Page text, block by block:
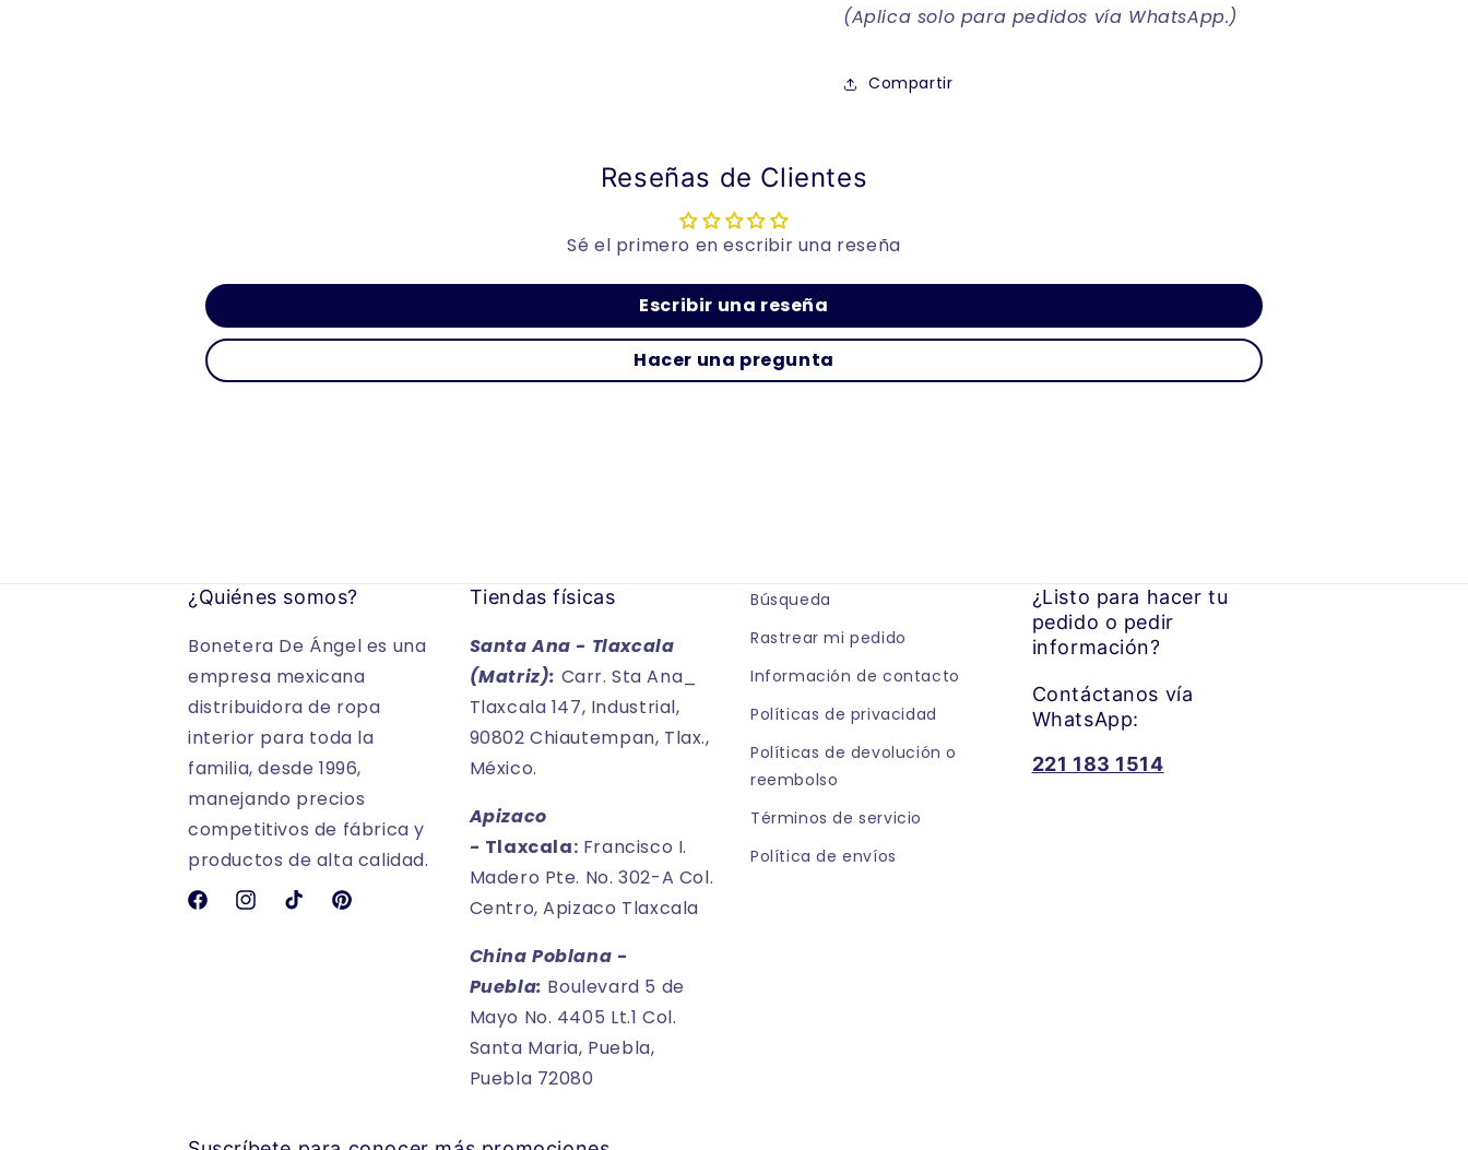
(Aplica solo para pedidos vía WhatsApp.)
Compartir
Reseñas de Clientes
Sé el primero en escribir una reseña
Escribir una reseña
Hacer una pregunta
¿Quiénes somos?
Bonetera De Ángel es una
empresa mexicana
distribuidora de ropa
interior para toda la
familia, desde 1996,
manejando precios
competitivos de fábrica y
productos de alta calidad.
FacebookInstagramTikTokPinterest
Tiendas físicas
Santa Ana - Tlaxcala
(Matriz): Carr. Sta Ana_
Tlaxcala 147, Industrial,
90802 Chiautempan, Tlax.,
México.
Apizaco
- Tlaxcala: Francisco I.
Madero Pte. No. 302-A Col.
Centro, Apizaco Tlaxcala
China Poblana -
Puebla: Boulevard 5 de
Mayo No. 4405 Lt.1 Col.
Santa Maria, Puebla,
Puebla 72080
Búsqueda
Rastrear mi pedido
Información de contacto
Políticas de privacidad
Políticas de devolución o
reembolso
Términos de servicio
Política de envíos
¿Listo para hacer tu
pedido o pedir
información?
Contáctanos vía
WhatsApp:
221 183 1514